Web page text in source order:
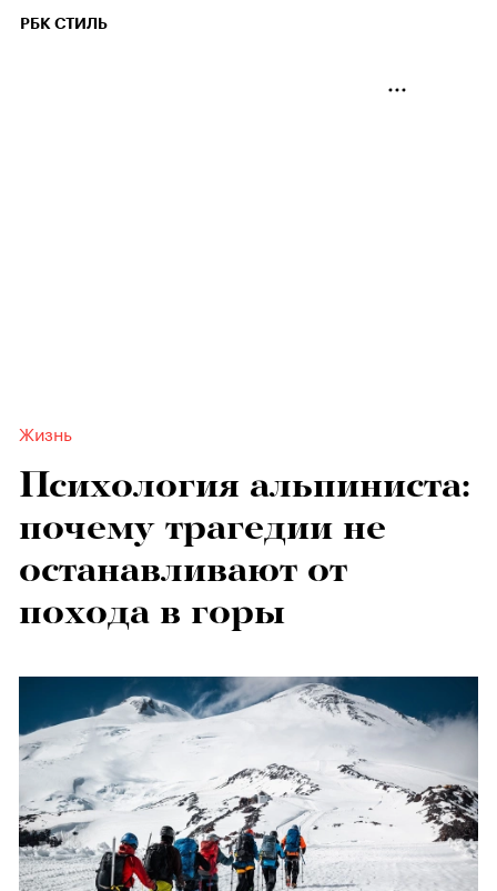
РБК СТИЛЬ
Жизнь
Психология альпиниста:
почему трагедии не
останавливают от
похода в горы